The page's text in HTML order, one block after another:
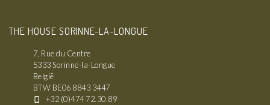
THE HOUSE SORINNE-LA-LONGUE
7, Rue du Centre
5333 Sorinne-la-Longue
België
BTW BE06 8843 3447
+32 (0)474 72.30.89